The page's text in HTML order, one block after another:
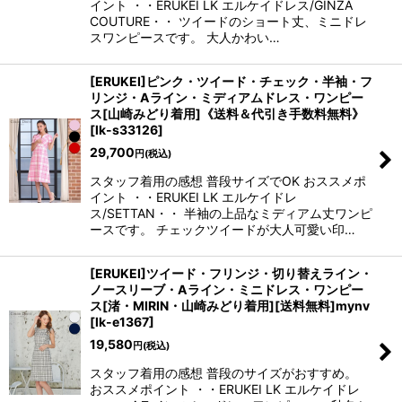
イント ・・ERUKEI LK エルケイドレス/GINZA
COUTURE・・ ツイードのショート丈、ミニドレ
スワンピースです。 大人かわい…
[ERUKEI]ピンク・ツイード・チェック・半袖・フ
リンジ・Aライン・ミディアムドレス・ワンピー
ス[山崎みどり着用]《送料＆代引き手数料無料》
[lk-s33126]
29,700 円 (税込)
スタッフ着用の感想 普段サイズでOK おススメポ
イント ・・ERUKEI LK エルケイドレ
ス/SETTAN・・ 半袖の上品なミディアム丈ワンピ
ースです。 チェックツイードが大人可愛い印…
[ERUKEI]ツイード・フリンジ・切り替えライン・
ノースリーブ・Aライン・ミニドレス・ワンピー
ス[渚・MIRIN・山崎みどり着用][送料無料]mynv
[lk-e1367]
19,580 円 (税込)
スタッフ着用の感想 普段のサイズがおすすめ。
おススメポイント ・・ERUKEI LK エルケイドレ